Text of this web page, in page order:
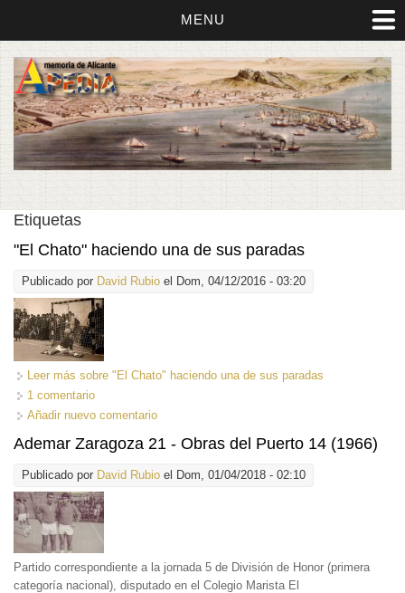
MENU
Etiquetas
"El Chato" haciendo una de sus paradas
Publicado por David Rubio el Dom, 04/12/2016 - 03:20
Leer más sobre "El Chato" haciendo una de sus paradas
1 comentario
Añadir nuevo comentario
Ademar Zaragoza 21 - Obras del Puerto 14 (1966)
Publicado por David Rubio el Dom, 01/04/2018 - 02:10
Partido correspondiente a la jornada 5 de División de Honor (primera
categoría nacional), disputado en el Colegio Marista El